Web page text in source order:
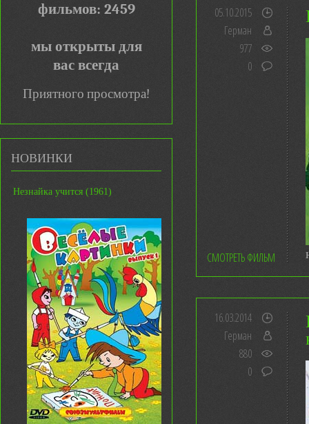
фильмов: 2459
мы открыты для
вас всегда
Приятного просмотра!
НОВИНКИ
Незнайка учится (1961)
05.10.2015
Герман
977
0
СМОТРЕТЬ ФИЛЬМ
16.03.2014
Герман
880
0